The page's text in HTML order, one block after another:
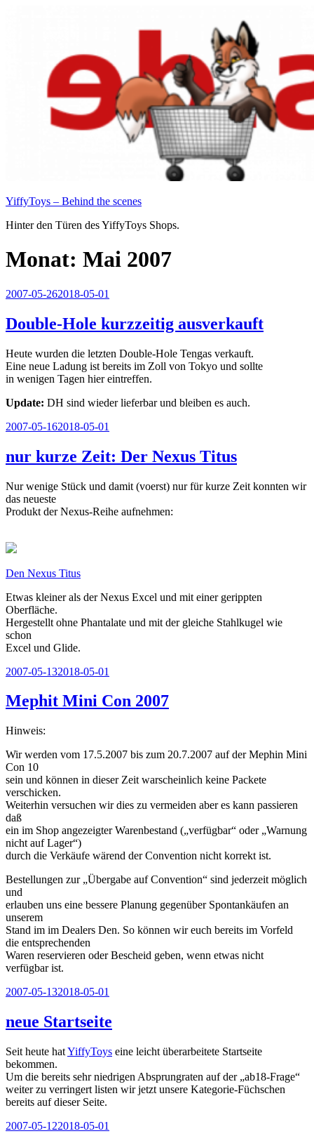
YiffyToys – Behind the scenes
Hinter den Türen des YiffyToys Shops.
Monat: Mai 2007
Veröffentlicht
2007-05-262018-05-01
Double-Hole kurzzeitig ausverkauft
Heute wurden die letzten Double-Hole Tengas verkauft.
Eine neue Ladung ist bereits im Zoll von Tokyo und sollte
in wenigen Tagen hier eintreffen.
Update: DH sind wieder lieferbar und bleiben es auch.
Veröffentlicht
2007-05-162018-05-01
nur kurze Zeit: Der Nexus Titus
Nur wenige Stück und damit (voerst) nur für kurze Zeit konnten wir
das neueste
Produkt der Nexus-Reihe aufnehmen:
Den Nexus Titus
Etwas kleiner als der Nexus Excel und mit einer gerippten
Oberfläche.
Hergestellt ohne Phantalate und mit der gleiche Stahlkugel wie
schon
Excel und Glide.
Veröffentlicht
2007-05-132018-05-01
Mephit Mini Con 2007
Hinweis:
Wir werden vom 17.5.2007 bis zum 20.7.2007 auf der Mephin Mini
Con 10
sein und können in dieser Zeit warscheinlich keine Packete
verschicken.
Weiterhin versuchen wir dies zu vermeiden aber es kann passieren
daß
ein im Shop angezeigter Warenbestand („verfügbar“ oder „Warnung
nicht auf Lager“)
durch die Verkäufe wärend der Convention nicht korrekt ist.
Bestellungen zur „Übergabe auf Convention“ sind jederzeit möglich
und
erlauben uns eine bessere Planung gegenüber Spontankäufen an
unserem
Stand im im Dealers Den. So können wir euch bereits im Vorfeld
die entsprechenden
Waren reservieren oder Bescheid geben, wenn etwas nicht
verfügbar ist.
Veröffentlicht
2007-05-132018-05-01
neue Startseite
Seit heute hatYiffyToys eine leicht überarbeitete Startseite
bekommen.
Um die bereits sehr niedrigen Absprungraten auf der „ab18-Frage“
weiter zu verringert listen wir jetzt unsere Kategorie-Füchschen
bereits auf dieser Seite.
Veröffentlicht
2007-05-122018-05-01